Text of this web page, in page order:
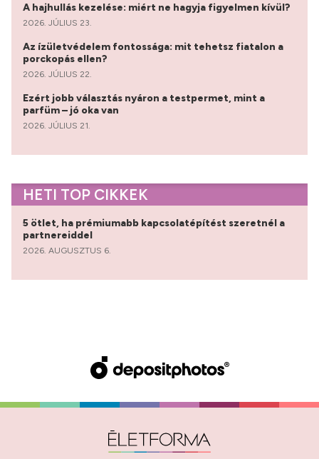
A hajhullás kezelése: miért ne hagyja figyelmen kívül?
2026. JÚLIUS 23.
Az ízületvédelem fontossága: mit tehetsz fiatalon a
porckopás ellen?
2026. JÚLIUS 22.
Ezért jobb választás nyáron a testpermet, mint a
parfüm – jó oka van
2026. JÚLIUS 21.
HETI TOP CIKKEK
5 ötlet, ha prémiumabb kapcsolatépítést szeretnél a
partnereiddel
2026. AUGUSZTUS 6.